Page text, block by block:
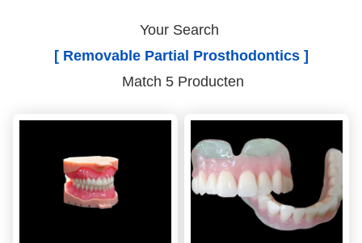
Your Search
[ Removable Partial Prosthodontics ]
Match 5 Producten